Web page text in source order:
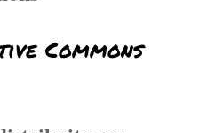
Commons